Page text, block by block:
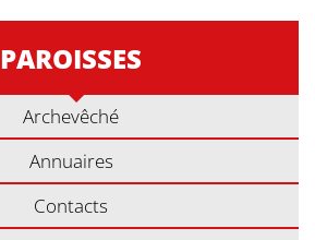
PAROISSES
Archevêché
Annuaires
Contacts